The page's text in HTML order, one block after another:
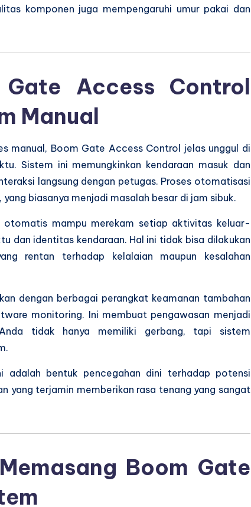
komponen juga mempengaruhi umur pakai dan
Gate Access Control
Manual
manual, Boom Gate Access Control jelas unggul di
Sistem ini memungkinkan kendaraan masuk dan
langsung dengan petugas. Proses otomatisasi
biasanya menjadi masalah besar di jam sibuk.
otomatis mampu merekam setiap aktivitas keluar-
dan identitas kendaraan. Hal ini tidak bisa dilakukan
rentan terhadap kelalaian maupun kesalahan
dengan berbagai perangkat keamanan tambahan
monitoring. Ini membuat pengawasan menjadi
tidak hanya memiliki gerbang, tapi sistem
bentuk pencegahan dini terhadap potensi
yang terjamin memberikan rasa tenang yang sangat
Boom Gate